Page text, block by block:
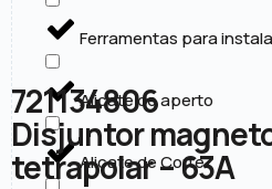
Ferramentas para
Alicate de aperto
Alicate de Corte
721134806
Disjuntor
tetrapolar – 63A